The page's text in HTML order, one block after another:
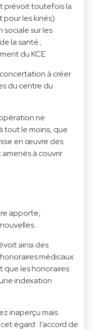
prévoit toutefois la
les kinés)
sociale sur les
la santé ;
du KCE
à créer
du centre du
ne
tout le moins, que
en œuvre des
à couvrir.
apporte,
ainsi des
médicaux.
que les honoraires
indexation
inaperçu mais
égard : l’accord de